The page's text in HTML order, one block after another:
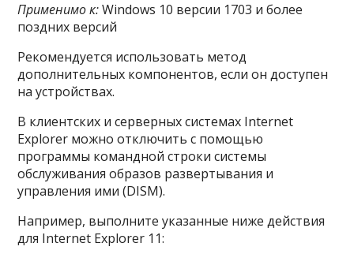
Применимо к:Windows 10 версии 1703 и более
поздних версий
Рекомендуется использовать метод
дополнительных компонентов, если он доступен
на устройствах.
В клиентских и серверных системах Internet
Explorer можно отключить с помощью
программы командной строки системы
обслуживания образов развертывания и
управления ими (DISM).
Например, выполните указанные ниже действия
для Internet Explorer 11: